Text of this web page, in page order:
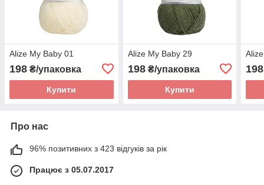
Alize My Baby 01
198 ₴/упаковка
Купити
Alize My Baby 29
198₴/упаковка
Купити
198
Про нас
96% позитивних з 423 відгуків за рік
Працює з 05.07.2017